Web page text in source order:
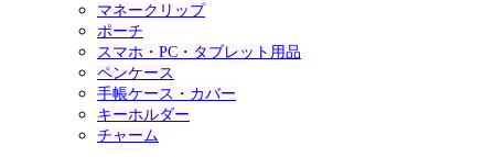
マネークリップ
ポーチ
スマホ・PC・タブレット用品
ペンケース
手帳ケース・カバー
キーホルダー
チャーム